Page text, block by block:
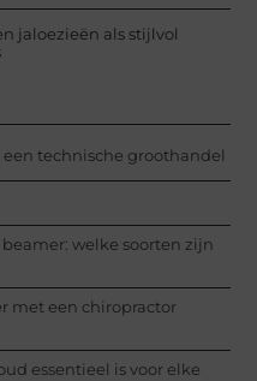
jaloezieën als stijlvol
technische groothandel
welke soorten zijn
met een chiropractor
essentieel is voor elke